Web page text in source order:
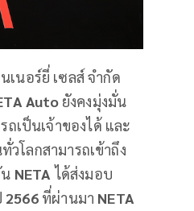
เนอร์ยี่ เซลส์ จำกัด
Auto ยังคงมุ่งมั่น
เป็นเจ้าของได้ และ
วโลกสามารถเข้าถึง
NETA ได้ส่งมอบ
2566 ที่ผ่านมา NETA